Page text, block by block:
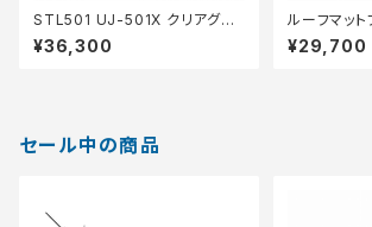
STL501 UJ-501X クリアグレ
ー EG
¥36,300
ルーフマット
ヒ゛ューフ゛
¥29,700
セール中の商品